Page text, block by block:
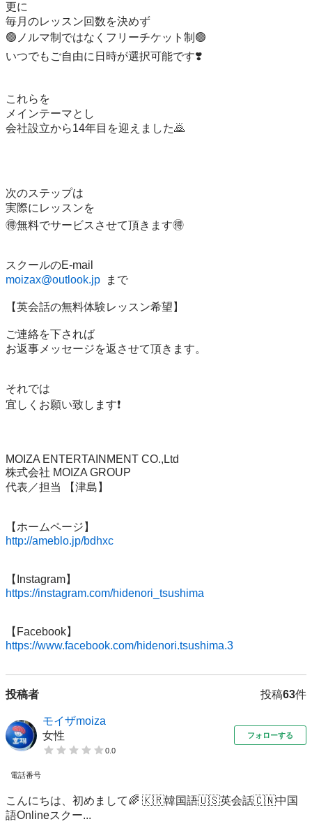
更に
毎月のレッスン回数を決めず
🟢ノルマ制ではなくフリーチケット制🟢
いつでもご自由に日時が選択可能です❣️
これらを
メインテーマとし
会社設立から14年目を迎えました🙇
次のステップは
実際にレッスンを
🉐無料でサービスさせて頂きます🉐
moizax@outlook.jp まで
【英会話の無料体験レッスン希望】
ご連絡を下されば
お返事メッセージを返させて頂きます。
それでは
宜しくお願い致します❗️
MOIZA ENTERTAINMENT CO.,Ltd
株式会社 MOIZA GROUP
代表／担当 【津島】
http://ameblo.jp/bdhxc
https://instagram.com/hidenori_tsushima
https://www.facebook.com/hidenori.tsushima.3
投稿者 投稿63件
モイザmoiza
女性
0.0
フォローする
電話番号
こんにちは、初めまして🌈 🇰🇷韓国語🇺🇸英会話🇨🇳中国
語Onlineスクー...